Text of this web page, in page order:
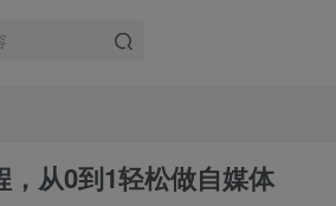
从0到1轻松做自媒体